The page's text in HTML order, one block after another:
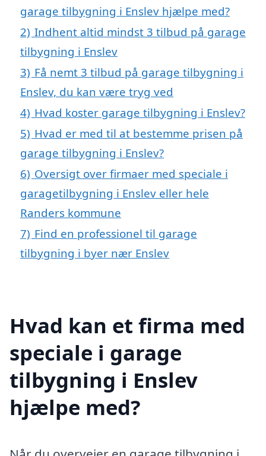
garage tilbygning i Enslev hjælpe med?
2) Indhent altid mindst 3 tilbud på garage
tilbygning i Enslev
3) Få nemt 3 tilbud på garage tilbygning i
Enslev, du kan være tryg ved
4) Hvad koster garage tilbygning i Enslev?
5) Hvad er med til at bestemme prisen på
garage tilbygning i Enslev?
6) Oversigt over firmaer med speciale i
garagetilbygning i Enslev eller hele
Randers kommune
7) Find en professionel til garage
tilbygning i byer nær Enslev
Hvad kan et firma med
speciale i garage
tilbygning i Enslev
hjælpe med?